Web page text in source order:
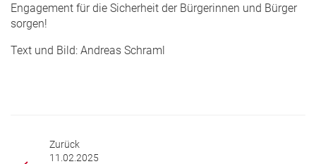
Engagement für die Sicherheit der Bürgerinnen und Bürger
sorgen!
Text und Bild: Andreas Schraml
Zurück
11.02.2025